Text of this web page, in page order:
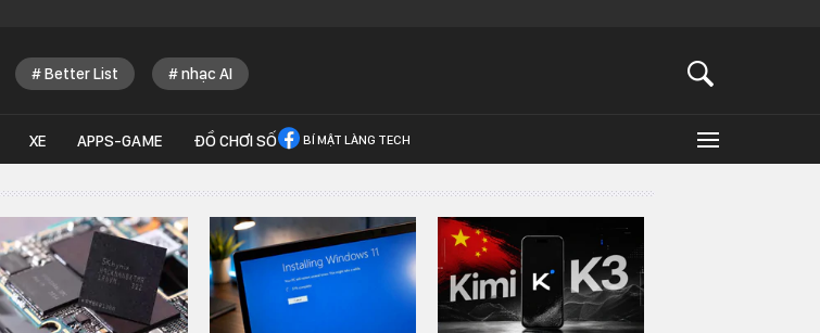
Better List nhạc AI
XE APPS-GAME ĐỒ CHƠI SỐ BÍ MẬT LÀNG TECH